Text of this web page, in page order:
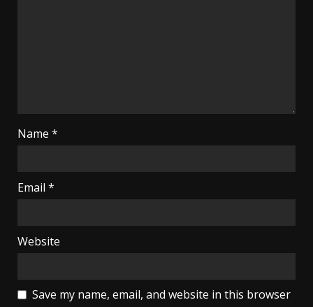
Name *
Email *
Website
Save my name, email, and website in this browser